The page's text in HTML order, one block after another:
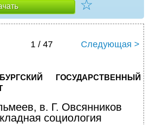
☆
1 / 47 Следующая >
ГОСУДАРСТВЕННЫЙ
в. Г. Овсянников
социология